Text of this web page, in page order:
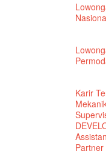
Karir